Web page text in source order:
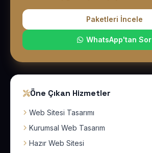
Paketleri İncele
WhatsApp'tan Sor
Öne Çıkan Hizmetler
Web Sitesi Tasarımı
Kurumsal Web Tasarım
Hazır Web Sitesi